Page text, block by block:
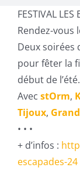
FESTIVAL LES
Rendez-vous
Deux soirées
pour fêter la
début de l’été.
Avec stOrm,
Tijoux,
• • •
+ d’infos :
escapades-24